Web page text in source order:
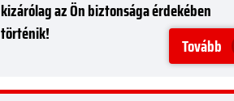
kizárólag az Ön biztonsága érdekében
történik!
Tovább